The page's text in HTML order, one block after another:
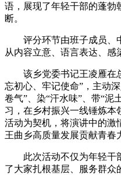
语，展现了年轻干部的蓬勃
断。
评分环节由班子成员、
从内容立意、语言表达、感
该乡党委书记王凌雁在
忘初心、牢记使命”，主动
卷气”、染“汗水味”、带“泥
习，在乡村振兴一线锤炼本
活动为契机，将演讲中的激
王曲乡高质量发展贡献青春
此次活动不仅为年轻干
了大家扎根基层、服务群众